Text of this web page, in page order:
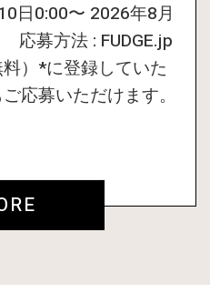
日0:00〜 2026年8月
応募方法 : FUDGE.jp
）*に登録していた
応募いただけます。